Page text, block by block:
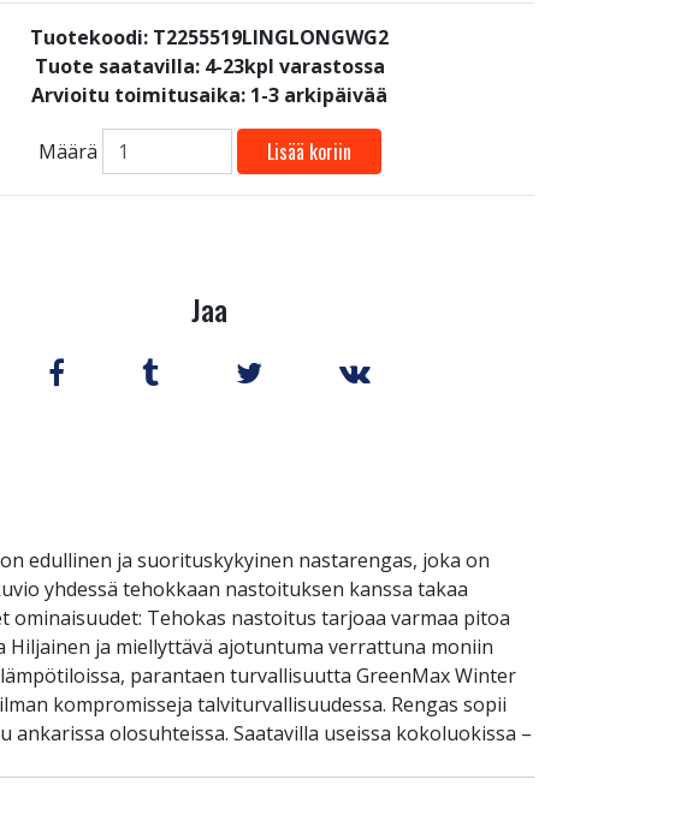
Tuotekoodi: T2255519LINGLONGWG2
Tuote saatavilla: 4-23kpl varastossa
Arvioitu toimitusaika: 1-3 arkipäivää
Määrä Lisää koriin
Jaa
edullinen ja suorituskykyinen nastarengas, joka on
yhdessä tehokkaan nastoituksen kanssa takaa
ominaisuudet: Tehokas nastoitus tarjoaa varmaa pitoa
ja miellyttävä ajotuntuma verrattuna moniin
parantaen turvallisuutta GreenMax Winter
kompromisseja talviturvallisuudessa. Rengas sopii
olosuhteissa. Saatavilla useissa kokoluokissa –